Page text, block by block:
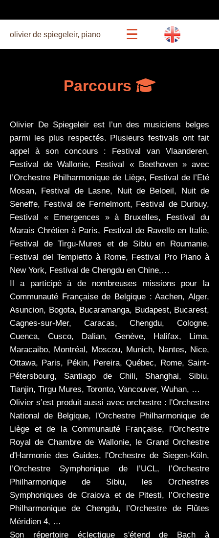
olivier de spiegeleir, piano
concerts
récitals commentés
bio
presse
vidéos
☰
Parcours
Olivier De Spiegeleir est l’un des musiciens belges
parmi les plus respectés. Plusieurs festivals ont fait
appel à son concours : Festival van Vlaanderen,
Festival de Wallonie, Festival « Beethoven » avec
l’Orchestre Philharmonique de Liège, Festival de l’Eté
Mosan, Festival de Lasne, Nuit de Beloeil, Nuit de
Seneffe, Festival de Fernelmont, Festival de Durbuy,
Festival « Emergences » à Bruxelles, Festival du
Marais Chrétien à Paris, Festival de Ravello en Italie,
Festival de Tirgu-Mures et de Sibiu en Roumanie,
Festival del Tempietto à Rome, Festival Pro Piano à
New York, Festival de Chengdu en Chine,…
Il a participé à de nombreuses missions pour la
Communauté Française de Belgique : Aachen, Alger,
Asuncion, Bogota, Bucaramanga, Budapest, Bucarest,
Cagnes-sur-Mer, Caracas, Chengdu, Cologne,
Cuenca, Cusco, Dalian, Genève, Halifax, Lima,
Maracaibo, Montréal, Moscou, Munich, Nantes, Nice,
Ottawa, Paris, Pékin, Pereira, Québec, Rome, Saint-
Pétersbourg, Santiago de Chili, Shanghai, Sibiu,
Tianjin, Tirgu Mures, Toronto, Vancouver, Wuhan, …
Olivier s’est produit aussi avec orchestre : l'Orchestre
National de Belgique, l'Orchestre Philharmonique de
Liège et de la Communauté Française, l'Orchestre
Royal de Chambre de Wallonie, le Grand Orchestre
d'Harmonie des Guides, l'Orchestre de Siegen-Köln,
l’Orchestre Symphonique de l’UCL, l’Orchestre
Philharmonique de Sibiu, les Orchestres
Symphoniques de Craiova et de Pitesti, l’Orchestre
Philharmonique de Chengdu, l’Orchestre de Flûtes
Méridien 4, …
Son répertoire éclectique s'étend de Bach à